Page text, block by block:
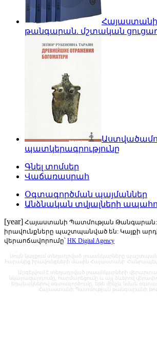
թանգարան. մշտական
պատկերագրությունը
Գնել տոմսեր
Վաճառասրահ
Օգտագործման պայմաններ
Անձնական տվյալների
[year] Հայաստանի Պատմության Թանգարան:
իրավունքները պաշտպանված են: Կայքի
վերաոճավորումը՝ HK Digital Agency
Սույն կայքում տեղադրված լուսանկարները
հարակից իրավունքների մասին Հայաստանի
Արգելվում է տեղադրված լուսանկարների
նկարազարդումը, հարմարեցումը և այլ ձևերով
եղանակներով օգտագործումը, եթե մինչև նման
Հայաստանի Պատմության թանգարանի